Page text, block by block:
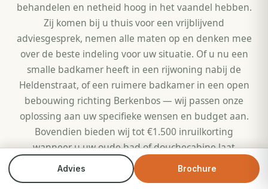
Advies Brochure
behandelen en netheid hoog in het vaandel hebben.
Zij komen bij u thuis voor een vrijblijvend
adviesgesprek, nemen alle maten op en denken mee
over de beste indeling voor uw situatie. Of u nu een
smalle badkamer heeft in een rijwoning nabij de
Heldenstraat, of een ruimere badkamer in een open
bebouwing richting Berkenbos — wij passen onze
oplossing aan uw specifieke wensen en budget aan.
Bovendien bieden wij tot €1.500 inruilkorting
wanneer u uw oude bad of douchecabine laat
vervangen door een gloednieuwe comfortdouche. Zo
houdt u meer budget over voor extra's zoals een
Bel direct Brochure